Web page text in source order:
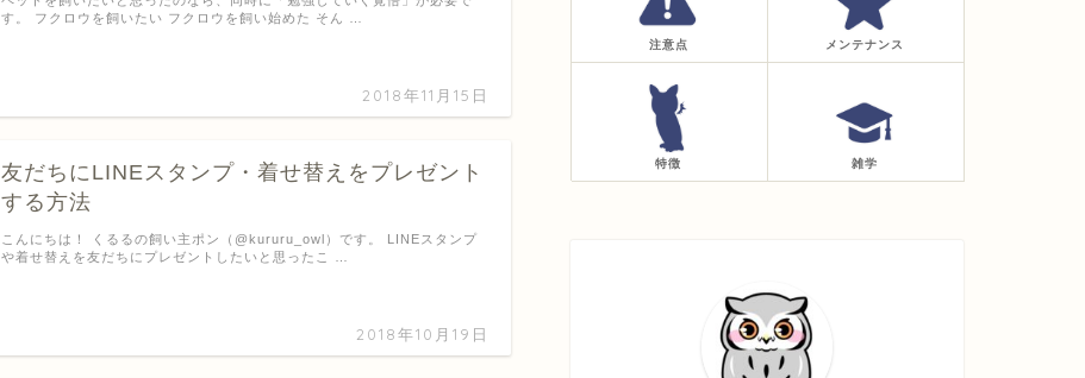
2018年11月15日
す。 フクロウを飼いたい フクロウを飼い始めた そん …
友だちにLINEスタンプ・着せ替えをプレゼント
する方法
2018年10月19日
こんにちは！ くるるの飼い主ポン（@kururu_owl）です。 LINEスタンプ
や着せ替えを友だちにプレゼントしたいと思ったこ …
注意点 メンテナンス
特徴 雑学